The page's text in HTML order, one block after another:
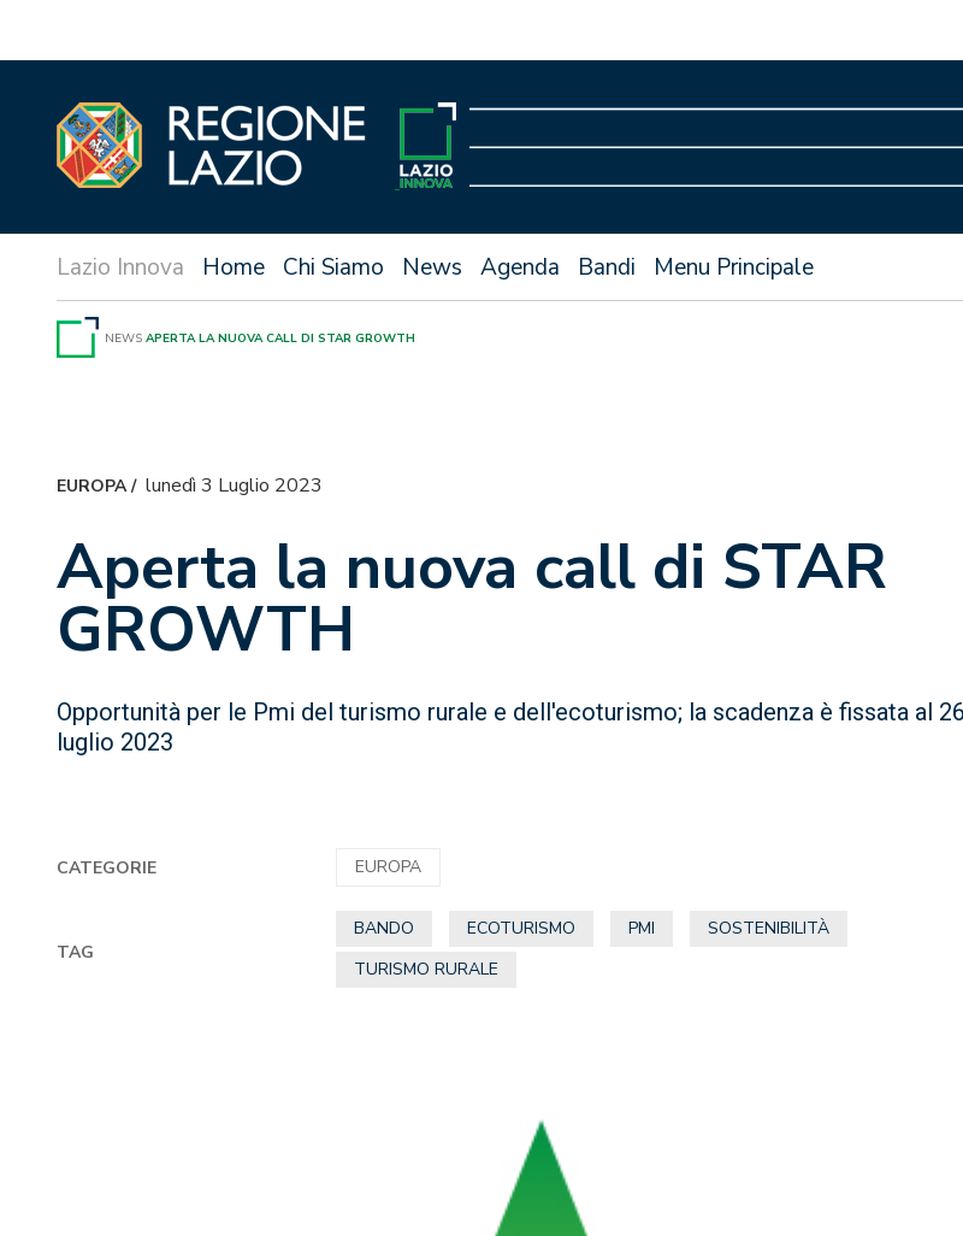
Home Chi Siamo News Agenda Bandi Menu Principale
NEWS APERTA LA NUOVA CALL DI STAR GROWTH
EUROPA/ lunedì 3 Luglio 2023
Aperta la nuova call di STAR
GROWTH
Opportunità per le Pmi del turismo rurale e dell'ecoturismo; la scadenza è fissata al 26
luglio 2023
CATEGORIE EUROPA
TAG
BANDO ECOTURISMO PMI
SOSTENIBILITÀ
TURISMO RURALE